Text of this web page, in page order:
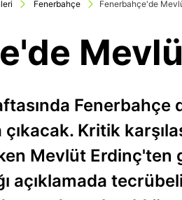
Fenerbahçe Fenerbahçe'de
Fenerbahçe
Kritik
Mevlüt Erdinç'ten
açıklamada